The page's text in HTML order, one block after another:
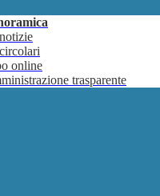
online
trasparente